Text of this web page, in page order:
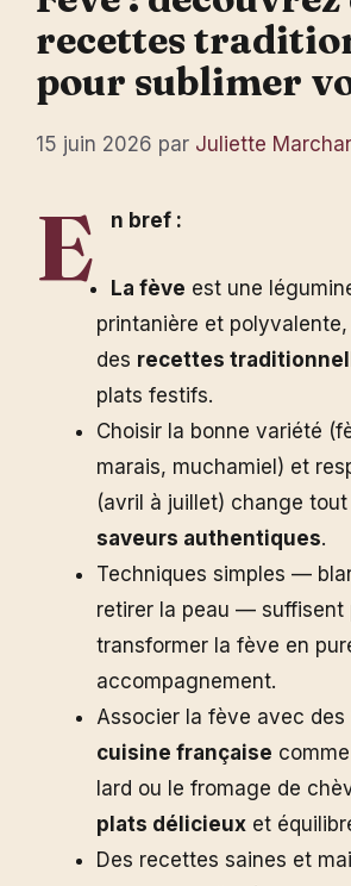
recettes
pour sublimer
15 juin 2026 par Juliette
E n bref :
La fève est une
printanière et
des recettes
plats festifs.
Choisir la bonne variété
marais, muchamiel) et
(avril à juillet) change
saveurs authentiques.
Techniques simples —
retirer la peau — suffisent
transformer la fève en
accompagnement.
Associer la fève avec des
cuisine française
lard ou le fromage de
plats délicieux et
Des recettes saines et